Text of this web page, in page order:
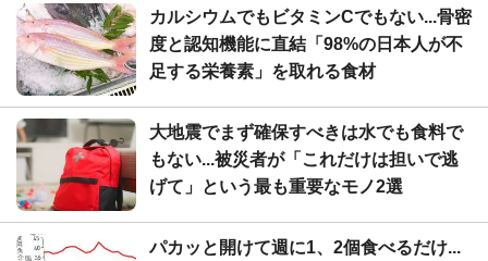
カルシウムでもビタミンCでもない...骨密
度と認知機能に直結「98%の日本人が不
足する栄養素」を取れる食材
大地震でまず確保すべきは水でも食料で
もない...被災者が「これだけは担いで逃
げて」という最も重要なモノ2選
パカッと開けて週に1、2個食べるだけ...